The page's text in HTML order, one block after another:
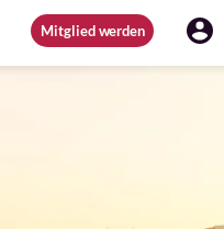
Mitglied werden